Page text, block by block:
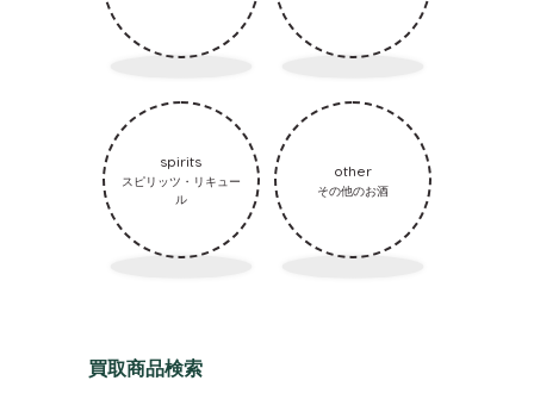
spirits
スピリッツ・リキュー
ル
other
その他のお酒
買取商品検索